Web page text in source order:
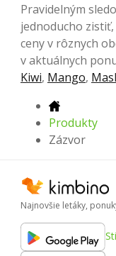
Pravidelným
jednoducho
ceny v rôznych
v aktuálnych
Kiwi, Mango,
Produkty
Zázvor
Najnovšie letáky,